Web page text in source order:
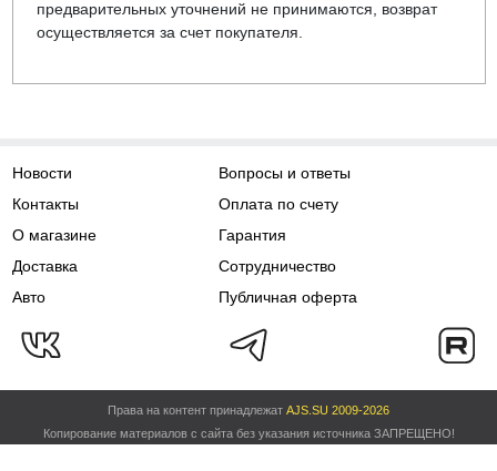
предварительных уточнений не принимаются, возврат
осуществляется за счет покупателя.
Новости
Контакты
О магазине
Доставка
Авто
Вопросы и ответы
Оплата по счету
Гарантия
Сотрудничество
Публичная оферта
Права на контент принадлежат AJS.SU 2009-2026
Копирование материалов с сайта без указания источника ЗАПРЕЩЕНО!